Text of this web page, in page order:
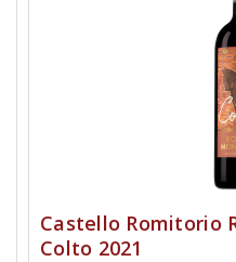
Castello Romitorio
Colto 2021